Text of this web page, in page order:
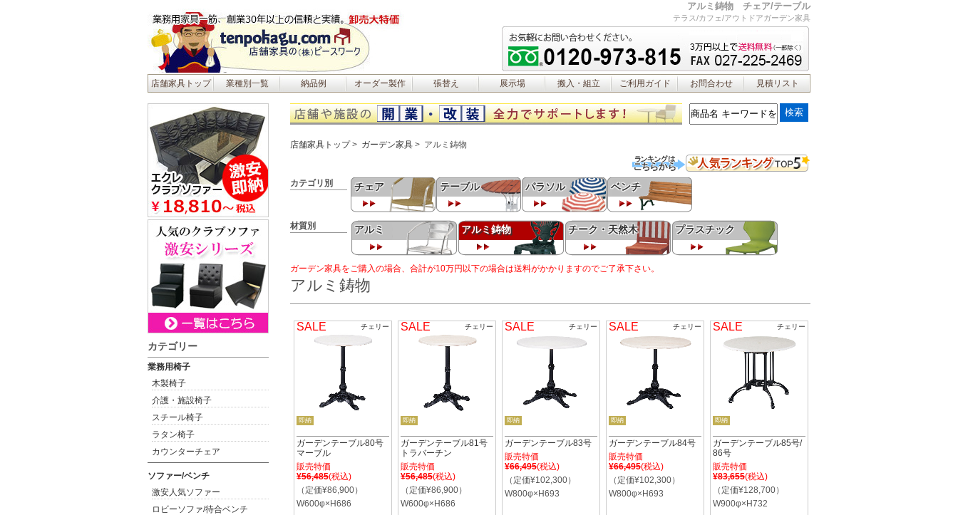
アルミ鋳物 チェア/テーブル
テラス/カフェ/アウトドアガーデン家具
店舗家具トップ 業種別一覧 納品例 オーダー製作 張替え 展示場 搬入・組立 ご利用ガイド お問合わせ 見積リスト
店舗家具トップ ガーデン家具 アルミ鋳物
カテゴリ別 チェア テーブル パラソル ベンチ
材質別 アルミ アルミ鋳物 チーク・天然木 プラスチック
ガーデン家具をご購入の場合、合計が10万円以下の場合は送料がかかりますのでご了承下さい。
アルミ鋳物
SALE チェリー
即納
ガーデンテーブル80号
マーブル
販売特価
¥56,485(税込)
（定価¥86,900）
W600φ×H686
SALE チェリー
即納
ガーデンテーブル81号
トラバーチン
販売特価
¥56,485(税込)
（定価¥86,900）
W600φ×H686
SALE チェリー
即納
ガーデンテーブル83号
販売特価
¥66,495(税込)
（定価¥102,300）
W800φ×H693
SALE チェリー
即納
ガーデンテーブル84号
販売特価
¥66,495(税込)
（定価¥102,300）
W800φ×H693
SALE チェリー
即納
ガーデンテーブル85号/
86号
販売特価
¥83,655(税込)
（定価¥128,700）
W900φ×H732
カテゴリー
業務用椅子
木製椅子
介護・施設椅子
スチール椅子
ラタン椅子
カウンターチェア
ソファー/ベンチ
激安人気ソファー
ロビーソファ/待合ベンチ